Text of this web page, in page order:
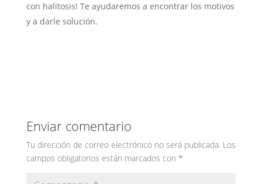
con halitosis! Te ayudaremos a encontrar los motivos
y a darle solución.
Enviar comentario
Tu dirección de correo electrónico no será publicada. Los
campos obligatorios están marcados con *